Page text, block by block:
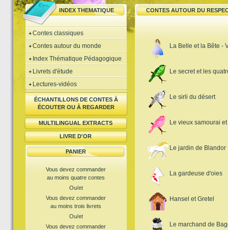
INDEX THEMATIQUE CONTES AUTOUR DU
Contes classiques
Contes autour du monde
Index Thématique Pédagogique
Livrets d'étude
Lectures-vidéos
ÉCHANTILLONS DE CONTES À
ÉCOUTER OU À REGARDER
MULTILINGUAL EXTRACTS
LIVRE D'OR
PANIER
Vous devez commander
au moins quatre contes
Ou/et
Vous devez commander
au moins trois livrets
Ou/et
Vous devez commander
La Belle et la Bête -
Le secret et les
Le sirli du désert
Le vieux samourai
Le jardin de Blandor
La gardeuse d'oies
Hansel et Gretel
Le marchand de